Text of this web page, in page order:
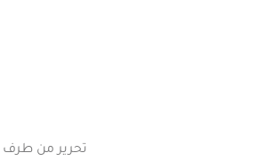
تحرير من طرف